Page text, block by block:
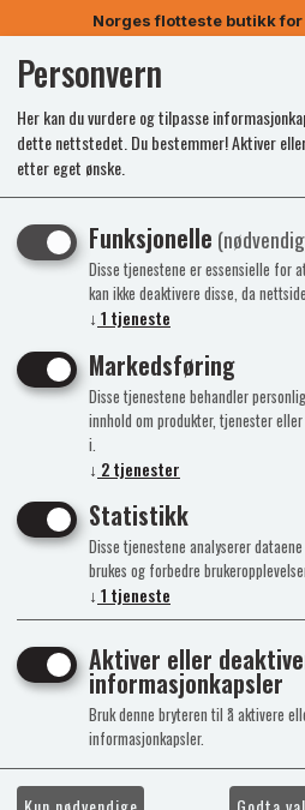
Norges flotteste butikk
Personvern
Her kan du vurdere og tilpasse
dette nettstedet. Du bestemmer! Aktiver
etter eget ønske.
Funksjonelle
Disse tjenestene er essensielle for
kan ikke deaktivere disse, da
↓ 1 tjeneste
Markedsføring
Disse tjenestene behandler
innhold om produkter, tjenester
i.
↓ 2tjenester
Statistikk
Disse tjenestene analyserer
brukes og forbedre
↓ 1 tjeneste
Aktiver eller
informasjonkapsler
Bruk denne bryteren til å aktivere
informasjonkapsler.